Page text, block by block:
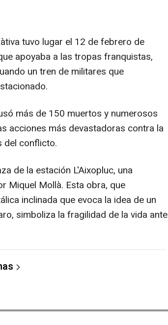
tuvo lugar el 12 de febrero de
apoyaba a las tropas franquistas,
un tren de militares que
más de 150 muertos y numerosos
acciones más devastadoras contra la
del conflicto.
de la estación L'Aixopluc, una
Miquel Mollà. Esta obra, que
inclinada que evoca la idea de un
simboliza la fragilidad de la vida ante